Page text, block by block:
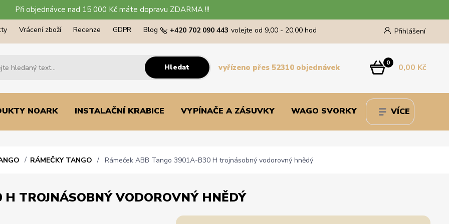
Při objednávce nad 15 000 Kč máte dopravu ZDARMA !!!
Vrácení zboží Recenze GDPR Blog Přihlášení
Hledat
+420 702 090 443 volejte od 9,00 - 20,00 hod
0 0,00 Kč
vyřízeno přes 52310 objednávek
NOARK INSTALAČNÍ KRABICE VYPÍNAČE A ZÁSUVKY WAGO SVORKY VÍCE
RÁMEČKY TANGO Rámeček ABB Tango 3901A-B30 H trojnásobný vodorovný hnědý
TROJNÁSOBNÝ VODOROVNÝ HNĚDÝ